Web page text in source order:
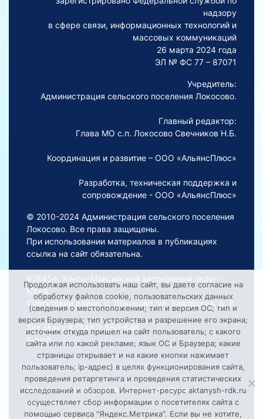
надзору
в сфере связи, информационных технологий и
массовых коммуникаций
26 марта 2024 года
ЭЛ № ФС 77 – 87071
Учредитель:
Администрация сельского поселения Локосово.
Главный редактор:
Глава МО с.п. Локосово Свечников Н.Б.
Координация и развитие – ООО «АльянсПлюс»
Разработка, техническая поддержка и
сопровождение - ООО «АльянсПлюс»
© 2010-2024 Администрация сельского поселения
Локосово. Все права защищены.
При использовании материалов в публикациях
ссылка на сайт обязательна.
628454, Ханты-Мансийский автономный округ –
Югра,
Сургутский район, с. Локосово, ул. Заводская, д. 5
Тел./факс 8 (3462) 550-548
E-mail:Lokosovoadm@mail.ru
Порядок обработки персональных данных на сайте
Смещение времени на сайте относительно
московского: +2 ч.
Продолжая использовать наш сайт, вы даете согласие на
обработку файлов cookie, пользовательских данных
(сведения о местоположении; тип и версия ОС; тип и
версия Браузера; тип устройства и разрешение его экрана;
источник откуда пришел на сайт пользователь; с какого
сайта или по какой рекламе; язык ОС и Браузера; какие
страницы открывает и на какие кнопки нажимает
пользователь; ip-адрес) в целях функционирования сайта,
проведения ретаргетинга и проведения статистических
исследований и обзоров. Интернет-ресурс aktanysh-rdk.ru
осуществляет сбор информации о посетителях сайта с
помощью сервиса "Яндекс.Метрика". Если вы не хотите,